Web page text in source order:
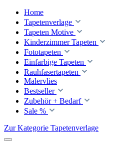
Home
Tapetenverlage
Tapeten Motive
Kinderzimmer Tapeten
Fototapeten
Einfarbige Tapeten
Rauhfasertapeten
Malervlies
Bestseller
Zubehör + Bedarf
Sale %
Zur Kategorie Tapetenverlage